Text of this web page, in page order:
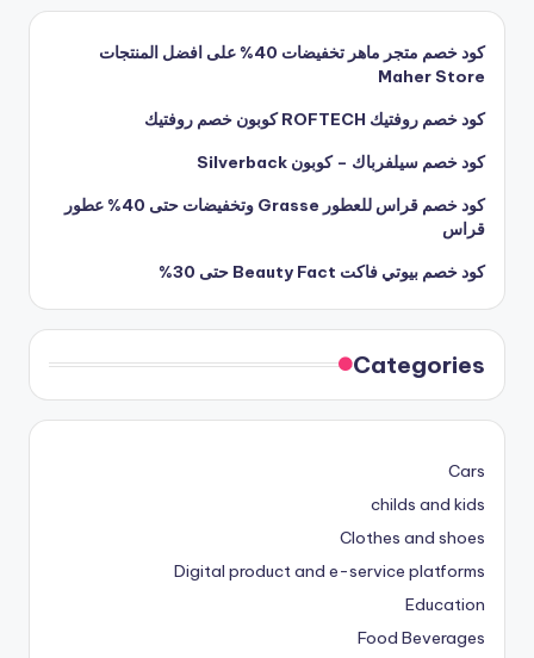
كود خصم متجر ماهر تخفيضات 40% على افضل المنتجات
Maher Store
كود خصم روفتيك ROFTECH كوبون خصم روفتيك
كود خصم سيلفرباك – كوبون Silverback
كود خصم قراس للعطور Grasse وتخفيضات حتى 40% عطور
قراس
كود خصم بيوتي فاكت Beauty Fact حتى 30%
Categories
Cars
childs and kids
Clothes and shoes
Digital product and e-service platforms
Education
Food Beverages